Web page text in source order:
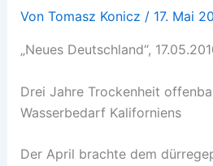
Von Tomasz Konicz / 17. Mai
„Neues Deutschland“,
Drei Jahre Trockenheit
Wasserbedarf Kaliforniens
Der April brachte dem